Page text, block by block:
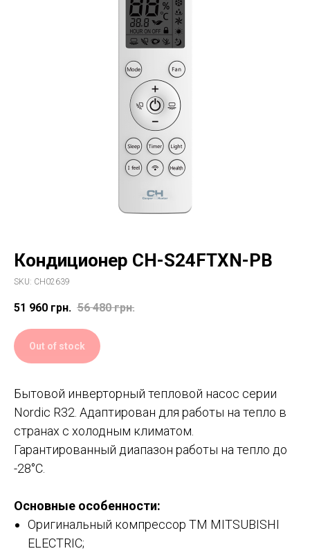
Кондиционер CH-S24FTXN-PB
SKU: CH02639
51 960 грн. 56 480 грн.
Out of stock
Бытовой инверторный тепловой насос серии
Nordic R32. Адаптирован для работы на тепло в
странах с холодным климатом.
Гарантированный диапазон работы на тепло до
-28°С.
Основные особенности:
Оригинальный компрессор ТМ MITSUBISHI
ELECTRIC;